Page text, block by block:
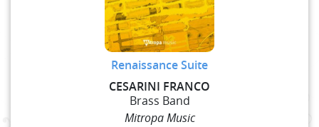
Renaissance Suite
CESARINI FRANCO
Brass Band
Mitropa Music